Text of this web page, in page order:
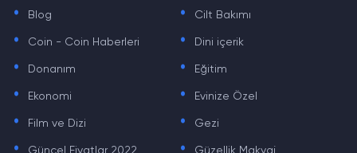
Blog Cilt Bakımı
. Coin - Coin Haberleri . Dini içerik
. Donanım . Eğitim
. Ekonomi . Evinize Özel
. Film ve Dizi . Gezi
. Güncel Fiyatlar 2022 . Güzellik Makyaj